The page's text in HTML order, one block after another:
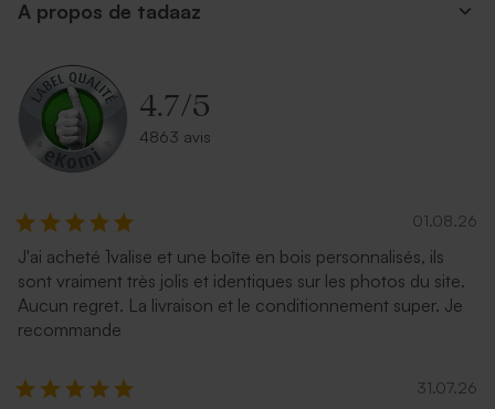
A propos de tadaaz
4.7/5
4863 avis
01.08.26
J'ai acheté 1valise et une boîte en bois personnalisés, ils
sont vraiment très jolis et identiques sur les photos du site.
Aucun regret. La livraison et le conditionnement super. Je
recommande
31.07.26